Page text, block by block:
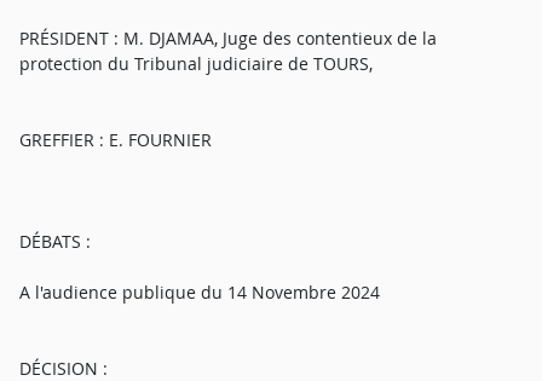
PRÉSIDENT : M. DJAMAA, Juge des contentieux de la
protection du Tribunal judiciaire de TOURS,
GREFFIER : E. FOURNIER
DÉBATS :
A l'audience publique du 14 Novembre 2024
DÉCISION :